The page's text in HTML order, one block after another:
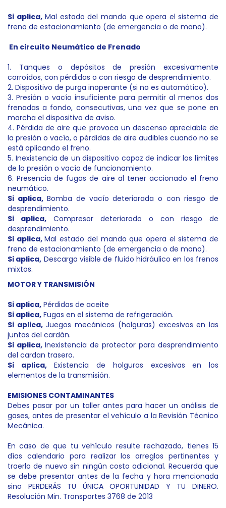
Si aplica,Mal estado del mando que opera el sistema de
freno de estacionamiento (de emergencia o de mano).
En circuito Neumático de Frenado
1. Tanques o depósitos de presión excesivamente
corroídos, con pérdidas o con riesgo de desprendimiento.
2. Dispositivo de purga inoperante (si no es automático).
3. Presión o vacío insuficiente para permitir al menos dos
frenadas a fondo, consecutivas, una vez que se pone en
marcha el dispositivo de aviso.
4. Pérdida de aire que provoca un descenso apreciable de
la presión o vacío, o pérdidas de aire audibles cuando no se
está aplicando el freno.
5. Inexistencia de un dispositivo capaz de indicar los límites
de la presión o vacío de funcionamiento.
6. Presencia de fugas de aire al tener accionado el freno
neumático.
Si aplica, Bomba de vacío deteriorada o con riesgo de
desprendimiento.
Si aplica, Compresor deteriorado o con riesgo de
desprendimiento.
Si aplica,Mal estado del mando que opera el sistema de
freno de estacionamiento (de emergencia o de mano).
Si aplica, Descarga visible de fluido hidráulico en los frenos
mixtos.
MOTOR Y TRANSMISIÓN
Si aplica, Pérdidas de aceite
Si aplica, Fugas en el sistema de refrigeración.
Si aplica,Juegos mecánicos (holguras) excesivos en las
juntas del cardán.
Si aplica, Inexistencia de protector para desprendimiento
del cardan trasero.
Si aplica,Existencia de holguras excesivas en los
elementos de la transmisión.
EMISIONES CONTAMINANTES
Debes pasar por un taller antes para hacer un análisis de
gases, antes de presentar el vehículo a la Revisión Técnico
Mecánica.
En caso de que tu vehículo resulte rechazado, tienes 15
días calendario para realizar los arreglos pertinentes y
traerlo de nuevo sin ningún costo adicional. Recuerda que
se debe presentar antes de la fecha y hora mencionada
sino PERDERÁS TU ÚNICA OPORTUNIDAD Y TU DINERO.
Resolución Min. Transportes 3768 de 2013